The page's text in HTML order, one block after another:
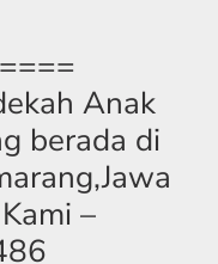
Anak
berada di
–